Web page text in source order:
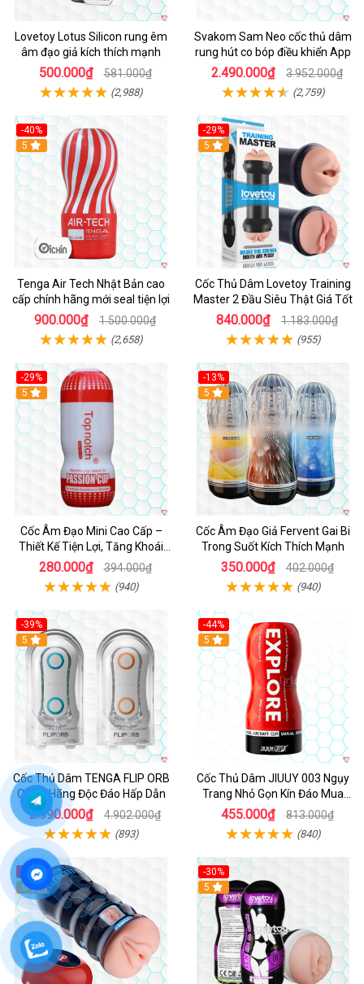
Lovetoy Lotus Silicon rung êm
âm đạo giả kích thích mạnh
500.000₫ 581.000₫
(2,988)
Svakom Sam Neo cốc thủ dâm
rung hút co bóp điều khiển App
2.490.000₫ 3.952.000₫
(2,759)
-40%
Hot
5
Tenga Air Tech Nhật Bản cao
cấp chính hãng mới seal tiện lợi
900.000₫ 1.500.000₫
(2,658)
-29%
Hot
5
Cốc Thủ Dâm Lovetoy Training
Master 2 Đầu Siêu Thật Giá Tốt
840.000₫ 1.183.000₫
(955)
-29%
5
Cốc Âm Đạo Mini Cao Cấp –
Thiết Kế Tiện Lợi, Tăng Khoái
Cảm
280.000₫ 394.000₫
(940)
-13%
Hot
5
Cốc Âm Đạo Giả Fervent Gai Bi
Trong Suốt Kích Thích Mạnh
350.000₫ 402.000₫
(940)
-39%
Hot
5
Cốc Thủ Dâm TENGA FLIP ORB
Chính Hãng Độc Đáo Hấp Dẫn
2.990.000₫ 4.902.000₫
(893)
-44%
Hot
5
Cốc Thủ Dâm JIUUY 003 Ngụy
Trang Nhỏ Gọn Kín Đáo Mua
Ngay
455.000₫ 813.000₫
(840)
-21%
Hot
5
-30%
Hot
5